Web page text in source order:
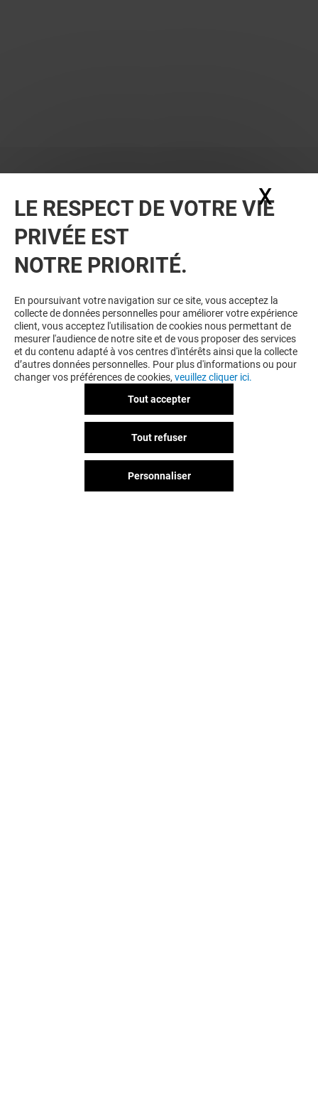
VOUS EN VOULEZ PLUS ? VOUS
AIMEREZ PEUT-ÊTRE
MON BUBBLE
LE RESPECT DE VOTRE VIE
PRIVÉE EST
NOTRE PRIORITÉ.
En poursuivant votre navigation sur ce site, vous acceptez la
collecte de données personnelles pour améliorer votre expérience
client, vous acceptez l'utilisation de cookies nous permettant de
mesurer l'audience de notre site et de vous proposer des services
et du contenu adapté à vos centres d'intérêts ainsi que la collecte
d’autres données personnelles. Pour plus d'informations ou pour
changer vos préférences de cookies, veuillez cliquer ici.
Tout accepter
Tout refuser
Personnaliser
X